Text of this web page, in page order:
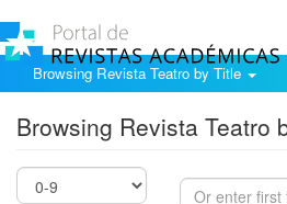
Browsing Revista Teatro by Title
Browsing Revista Teatro